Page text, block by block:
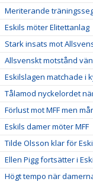
Meriterande
Eskils möter Elitettanlag
Stark insats mot
Allsvenskt motstånd
Eskilslagen matchade i
Tålamod nyckelordet
Förlust mot MFF men
Eskils damer möter MFF
Tilde Olsson klar för
Ellen Pigg fortsätter i
Högt tempo när